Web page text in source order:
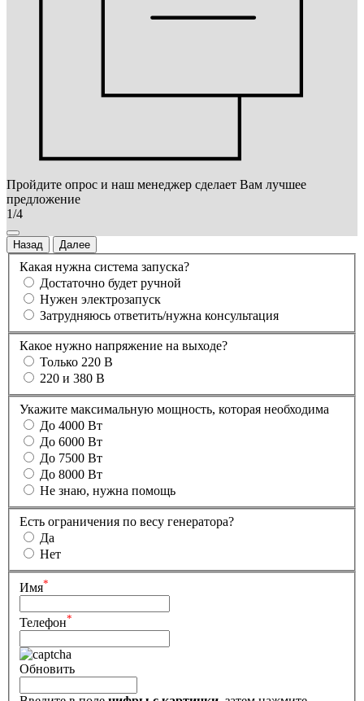
Пройдите опрос и наш менеджер сделает Вам лучшее
предложение
1/4
Назад Далее
Какая нужна система запуска?
Достаточно будет ручной
Нужен электрозапуск
Затрудняюсь ответить/нужна консультация
Какое нужно напряжение на выходе?
Только 220 В
220 и 380 В
Укажите максимальную мощность, которая необходима
До 4000 Вт
До 6000 Вт
До 7500 Вт
До 8000 Вт
Не знаю, нужна помощь
Есть ограничения по весу генератора?
Да
Нет
Имя*
Телефон*
Обновить